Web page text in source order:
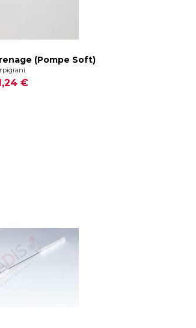
(Pompe Soft)
€